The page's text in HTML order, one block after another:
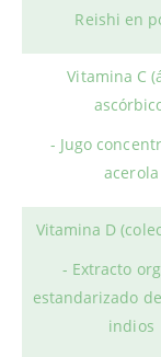
Reishi en
Vitamina C
- Jugo
acerola
Vitamina D
- Extracto
estandarizado
indios